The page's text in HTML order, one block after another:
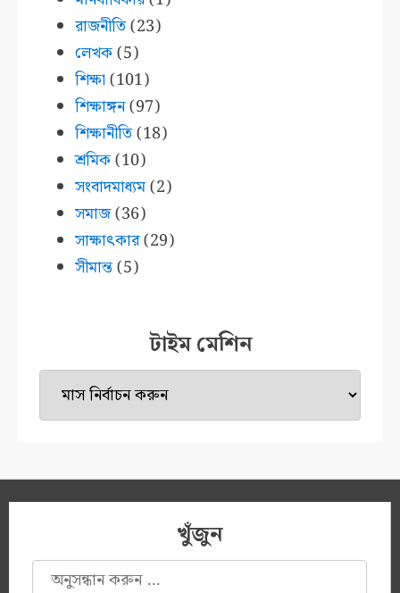
রাজনীতি(23)
লেখক(5)
শিক্ষা (101)
শিক্ষাঙ্গন(97)
শিক্ষানীতি(18)
শ্রমিক(10)
সংবাদমাধ্যম(2)
সমাজ(36)
সাক্ষাৎকার(29)
সীমান্ত(5)
টাইম মেশিন
টাইম
মেশিন
খুঁজুন
অনুসন্ধানঃ